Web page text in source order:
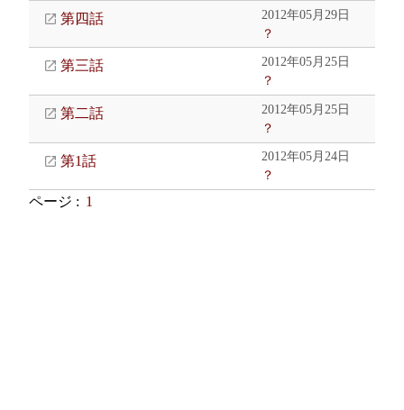
第四話
2012年05月29日
？
第三話
2012年05月25日
？
第二話
2012年05月25日
？
第1話
2012年05月24日
？
ページ : 1